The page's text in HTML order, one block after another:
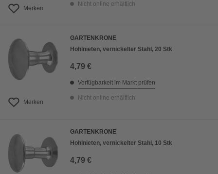
Merken
Nicht online erhältlich
Merken
GARTENKRONE
Hohlnieten, vernickelter Stahl, 20 Stk
4,79 €
Verfügbarkeit im Markt prüfen
Nicht online erhältlich
GARTENKRONE
Hohlnieten, vernickelter Stahl, 10 Stk
4,79 €